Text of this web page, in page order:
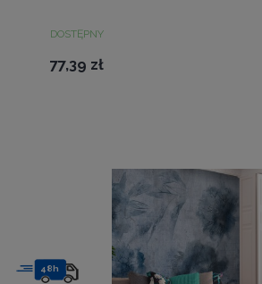
DOSTĘPNY
77,39 zł
48h